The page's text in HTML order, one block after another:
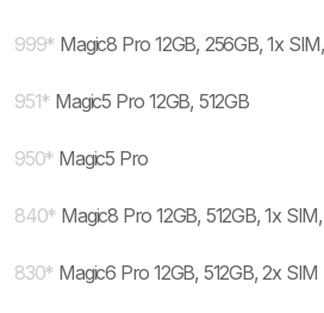
999* Magic8 Pro 12GB, 256GB, 1x
951* Magic5 Pro 12GB, 512GB
950* Magic5 Pro
840* Magic8 Pro 12GB, 512GB, 1x
830* Magic6 Pro 12GB, 512GB, 2x SIM